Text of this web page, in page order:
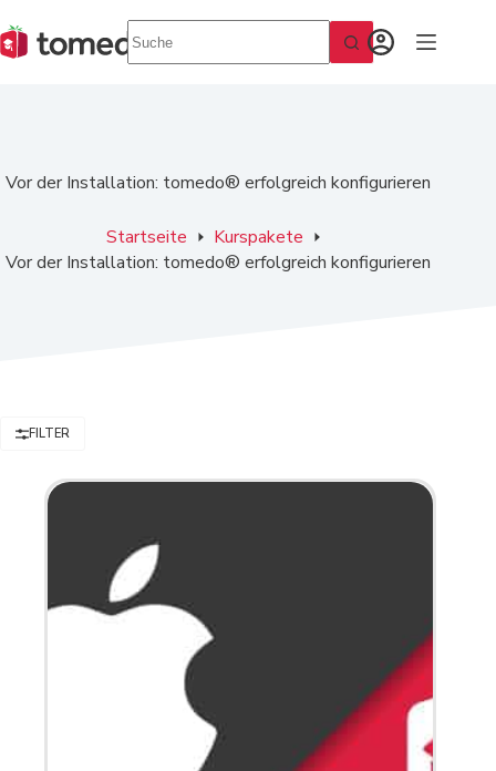
Inhalt
springen
Vor der Installation: tomedo® erfolgreich konfigurieren
Startseite
Kurspakete
Vor der Installation: tomedo® erfolgreich konfigurieren
FILTER